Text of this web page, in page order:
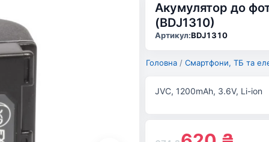
Акумулятор до
(BDJ1310)
Артикул:BDJ1310
Головна / Смартфони, ТБ та
JVC, 1200mAh, 3.6V, Li-ion